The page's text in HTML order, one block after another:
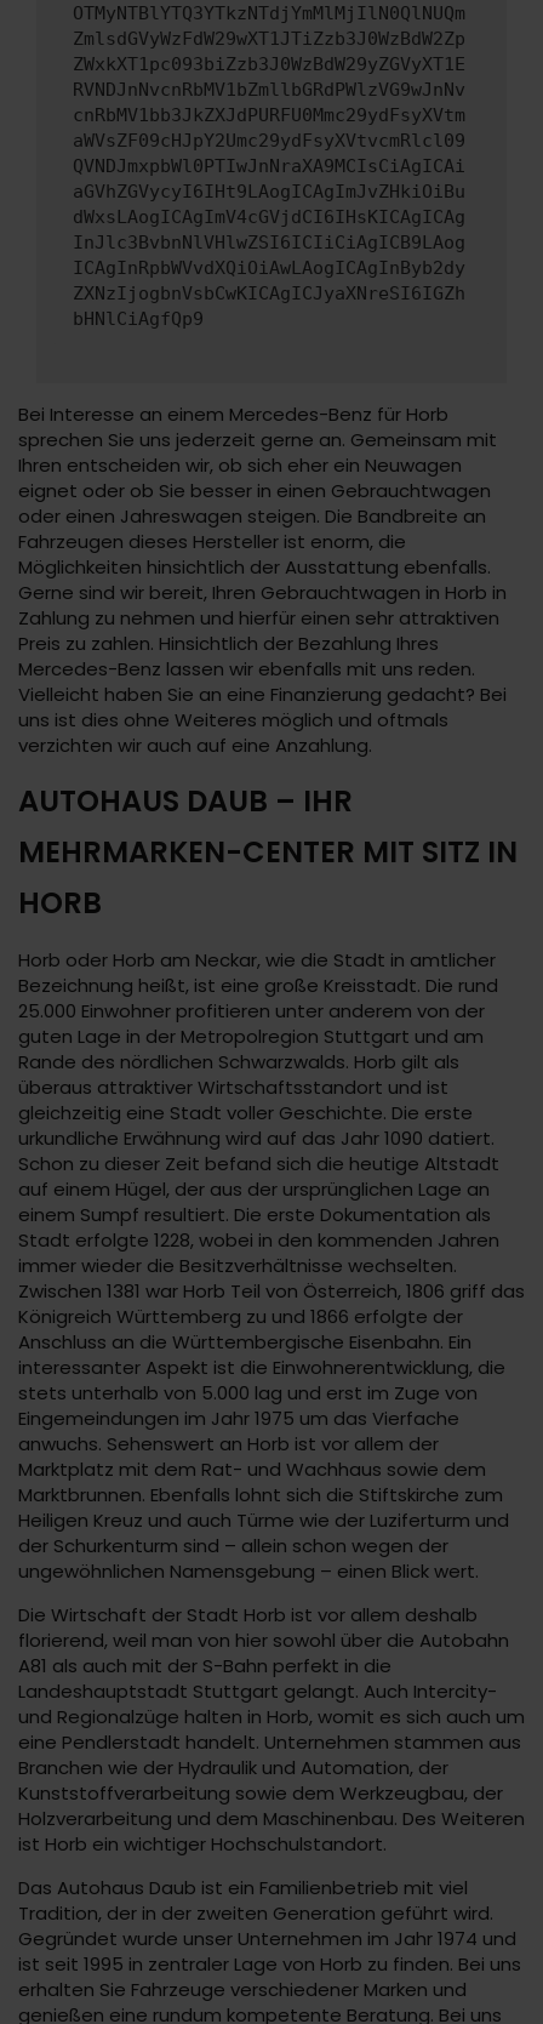
OTMyNTBlYTQ3YTkzNTdjYmMlMjIlN0QlNUQm
ZmlsdGVyWzFdW29wXT1JTiZzb3J0WzBdW2Zp
ZWxkXT1pc093biZzb3J0WzBdW29yZGVyXT1E
RVNDJnNvcnRbMV1bZmllbGRdPWlzVG9wJnNv
cnRbMV1bb3JkZXJdPURFU0Mmc29ydFsyXVtm
aWVsZF09cHJpY2Umc29ydFsyXVtvcmRlcl09
QVNDJmxpbWl0PTIwJnNraXA9MCIsCiAgICAi
aGVhZGVycyI6IHt9LAogICAgImJvZHkiOiBu
dWxsLAogICAgImV4cGVjdCI6IHsKICAgICAg
InJlc3BvbnNlVHlwZSI6ICIiCiAgICB9LAog
ICAgInRpbWVvdXQiOiAwLAogICAgInByb2dy
ZXNzIjogbnVsbCwKICAgICJyaXNreSI6IGZh
bHNlCiAgfQp9
Bei Interesse an einem Mercedes-Benz für Horb
sprechen Sie uns jederzeit gerne an. Gemeinsam mit
Ihren entscheiden wir, ob sich eher ein Neuwagen
eignet oder ob Sie besser in einen Gebrauchtwagen
oder einen Jahreswagen steigen. Die Bandbreite an
Fahrzeugen dieses Hersteller ist enorm, die
Möglichkeiten hinsichtlich der Ausstattung ebenfalls.
Gerne sind wir bereit, Ihren Gebrauchtwagen in Horb in
Zahlung zu nehmen und hierfür einen sehr attraktiven
Preis zu zahlen. Hinsichtlich der Bezahlung Ihres
Mercedes-Benz lassen wir ebenfalls mit uns reden.
Vielleicht haben Sie an eine Finanzierung gedacht? Bei
uns ist dies ohne Weiteres möglich und oftmals
verzichten wir auch auf eine Anzahlung.
AUTOHAUS DAUB – IHR
MEHRMARKEN-CENTER MIT SITZ IN
HORB
Horb oder Horb am Neckar, wie die Stadt in amtlicher
Bezeichnung heißt, ist eine große Kreisstadt. Die rund
25.000 Einwohner profitieren unter anderem von der
guten Lage in der Metropolregion Stuttgart und am
Rande des nördlichen Schwarzwalds. Horb gilt als
überaus attraktiver Wirtschaftsstandort und ist
gleichzeitig eine Stadt voller Geschichte. Die erste
urkundliche Erwähnung wird auf das Jahr 1090 datiert.
Schon zu dieser Zeit befand sich die heutige Altstadt
auf einem Hügel, der aus der ursprünglichen Lage an
einem Sumpf resultiert. Die erste Dokumentation als
Stadt erfolgte 1228, wobei in den kommenden Jahren
immer wieder die Besitzverhältnisse wechselten.
Zwischen 1381 war Horb Teil von Österreich, 1806 griff das
Königreich Württemberg zu und 1866 erfolgte der
Anschluss an die Württembergische Eisenbahn. Ein
interessanter Aspekt ist die Einwohnerentwicklung, die
stets unterhalb von 5.000 lag und erst im Zuge von
Eingemeindungen im Jahr 1975 um das Vierfache
anwuchs. Sehenswert an Horb ist vor allem der
Marktplatz mit dem Rat- und Wachhaus sowie dem
Marktbrunnen. Ebenfalls lohnt sich die Stiftskirche zum
Heiligen Kreuz und auch Türme wie der Luziferturm und
der Schurkenturm sind – allein schon wegen der
ungewöhnlichen Namensgebung – einen Blick wert.
Die Wirtschaft der Stadt Horb ist vor allem deshalb
florierend, weil man von hier sowohl über die Autobahn
A81 als auch mit der S-Bahn perfekt in die
Landeshauptstadt Stuttgart gelangt. Auch Intercity-
und Regionalzüge halten in Horb, womit es sich auch um
eine Pendlerstadt handelt. Unternehmen stammen aus
Branchen wie der Hydraulik und Automation, der
Kunststoffverarbeitung sowie dem Werkzeugbau, der
Holzverarbeitung und dem Maschinenbau. Des Weiteren
ist Horb ein wichtiger Hochschulstandort.
Das Autohaus Daub ist ein Familienbetrieb mit viel
Tradition, der in der zweiten Generation geführt wird.
Gegründet wurde unser Unternehmen im Jahr 1974 und
ist seit 1995 in zentraler Lage von Horb zu finden. Bei uns
erhalten Sie Fahrzeuge verschiedener Marken und
genießen eine rundum kompetente Beratung. Bei uns